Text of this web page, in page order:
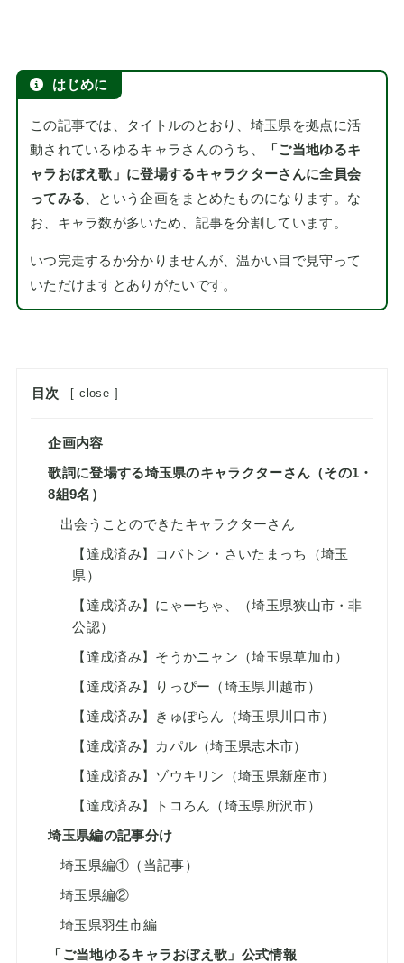
はじめに
この記事では、タイトルのとおり、埼玉県を拠点に活
動されているゆるキャラさんのうち、
「ご当地ゆるキ
ャラおぼえ歌」に登場するキャラクターさんに全員会
ってみる 、という企画をまとめたものになります。な
お、キャラ数が多いため、記事を分割しています。
いつ完走するか分かりませんが、温かい目で見守って
いただけますとありがたいです。
目次 [ close ]
企画内容
歌詞に登場する埼玉県のキャラクターさん（その1・
8組9名）
出会うことのできたキャラクターさん
【達成済み】コバトン・さいたまっち（埼玉
県）
【達成済み】にゃーちゃ、（埼玉県狭山市・非
公認）
【達成済み】そうかニャン（埼玉県草加市）
【達成済み】りっぴー（埼玉県川越市）
【達成済み】きゅぽらん（埼玉県川口市）
【達成済み】カパル（埼玉県志木市）
【達成済み】ゾウキリン（埼玉県新座市）
【達成済み】トコろん（埼玉県所沢市）
埼玉県編の記事分け
埼玉県編①（当記事）
埼玉県編②
埼玉県羽生市編
「ご当地ゆるキャラおぼえ歌」公式情報